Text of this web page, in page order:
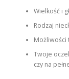
Wielkość i
Rodzaj
Możliwości
Twoje
czy na